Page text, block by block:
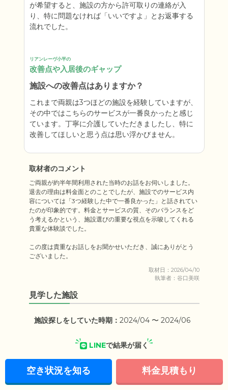
が希望すると、施設の方から許可取りの連絡が入
り、特に問題なければ「いいですよ」とお返事する
流れでした。
リアンレーヴ小平の
改善点や入居後のギャップ
施設への改善点はありますか？
これまで両親は3つほどの施設を経験していますが、
その中ではこちらのサービスが一番良かったと感じ
ています。丁寧に介護していただきましたし、特に
改善してほしいと思う点は思い浮かびません。
取材者のコメント
ご両親が約半年間利用された当時のお話をお伺いしました。
退去の理由は料金面とのことでしたが、施設でのサービス内
容については「3つ経験した中で一番良かった」と話されてい
たのが印象的です。料金とサービスの質、そのバランスをど
う考えるかという、施設選びの重要な視点を示唆してくれる
貴重な体験談でした。
この度は貴重なお話しをお聞かせいただき、誠にありがとう
ございました。
取材日：2026/04/10
執筆者：谷口美咲
見学した施設
施設探しをしていた時期： 2024/04 〜 2024/06
LINEで結果が届く
空き状況を知る 料金見積もり